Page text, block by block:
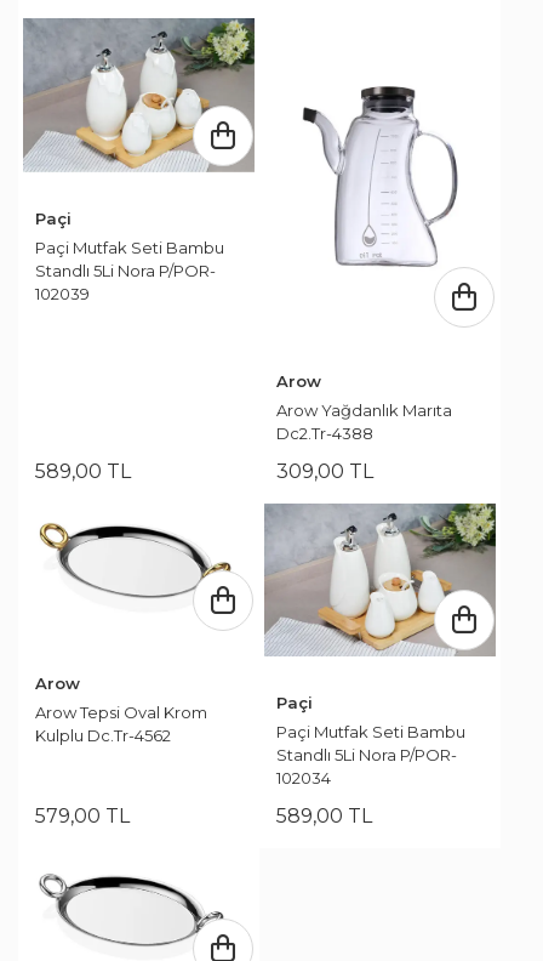
Paçi
Paçi Mutfak Seti Bambu
Standlı 5Li Nora P/POR-
102039
589,00 TL
Arow
Arow Yağdanlık Marıta
Dc2.Tr-4388
309,00 TL
Arow
Arow Tepsi Oval Krom
Kulplu Dc.Tr-4562
579,00 TL
Paçi
Paçi Mutfak Seti Bambu
Standlı 5Li Nora P/POR-
102034
589,00 TL